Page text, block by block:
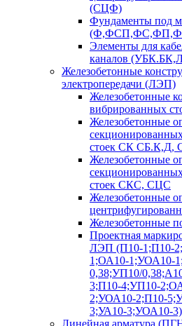
(СЦФ)
Фундаменты под
Элементы для
каналов
Железобетонные
электропередачи (ЛЭП)
Железобетонные
вибрированных
Железобетонные
стоек СК СБ.К,Д,
Железобетонные
стоек СКС, СЦС
Железобетонные
Железобетонные
Проектная
ЛЭП (П10-1;П10-
1;ОА10-1;УОА10-
0,38;УП10/
3;П10-4;УП10-
2;УОА10-2;П10-
3;УА10-3;УОА10-3)
Линейная арматура